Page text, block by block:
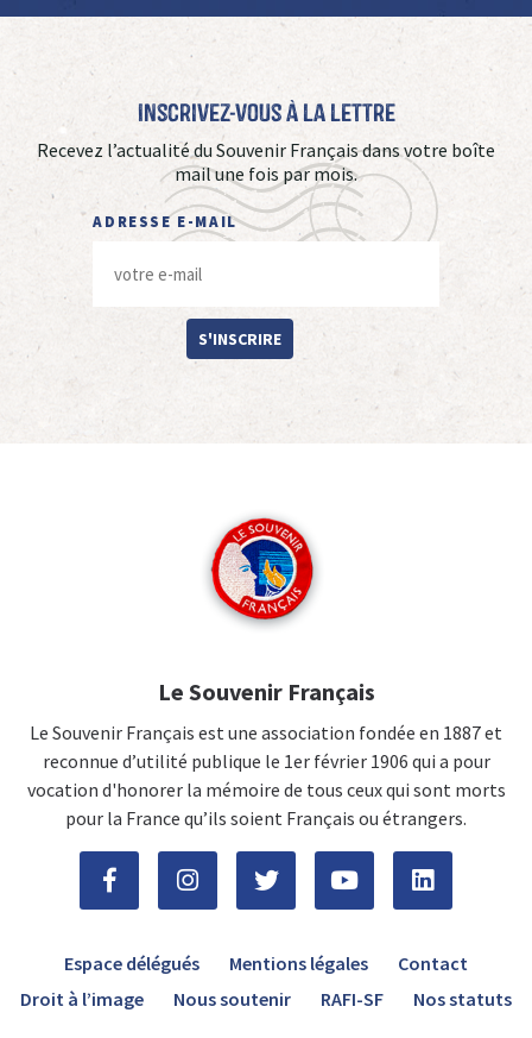
Inscrivez-vous à La Lettre
Recevez l’actualité du Souvenir Français dans votre boîte
mail une fois par mois.
ADRESSE E-MAIL
S'INSCRIRE
Le Souvenir Français
Le Souvenir Français est une association fondée en 1887 et
reconnue d’utilité publique le 1er février 1906 qui a pour
vocation d'honorer la mémoire de tous ceux qui sont morts
pour la France qu’ils soient Français ou étrangers.
Espace délégués Mentions légales
Contact
Droit à l’image
Nous soutenir RAFI-SF Nos statuts